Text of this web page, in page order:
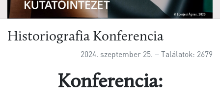
Historiografia Konferencia
2024. szeptember 25. Találatok: 2679
Konferencia: